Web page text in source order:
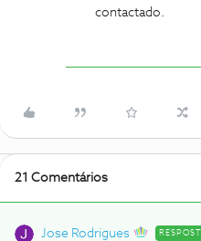
contactado.
21 Comentários
Jose Rodrigues